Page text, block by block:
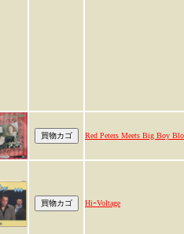
Red Peters Meets Big Boy
HiｰVoltage